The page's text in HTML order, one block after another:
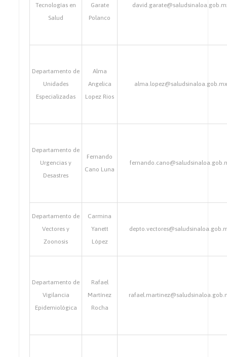
Tecnologías en
Salud
Garate
Polanco
Departamento de
Unidades
Especializadas
Alma
Angelica
Lopez Rios
Departamento de
Urgencias y
Desastres
Fernando
Cano Luna
Departamento de
Vectores y
Zoonosis
Carmina
Yanett
López
Departamento de
Vigilancia
Epidemiológica
Rafael
Martínez
Rocha